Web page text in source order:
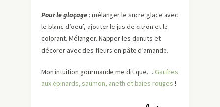
Pour le glaçage : mélanger le sucre glace avec
le blanc d’oeuf, ajouter le jus de citron et le
colorant. Mélanger. Napper les donuts et
décorer avec des fleurs en pâte d’amande.
Mon intuition gourmande me dit que… Gaufres
aux épinards, saumon, aneth et baies rouges !